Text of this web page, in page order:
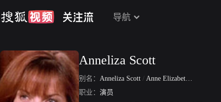
导航
Anneliza Scott
别名： Anneliza Scott / Anne Elizabeth Wolf
职业： 演员